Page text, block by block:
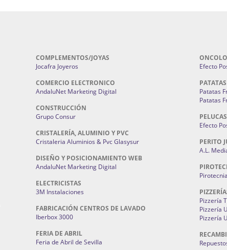
COMPLEMENTOS/JOYAS
Jocafra Joyeros
COMERCIO ELECTRONICO
AndaluNet Marketing Digital
CONSTRUCCIÓN
Grupo Consur
CRISTALERÍA, ALUMINIO Y PVC
Cristaleria Aluminios & Pvc Glasysur
DISEÑO Y POSICIONAMIENTO WEB
AndaluNet Marketing Digital
ELECTRICISTAS
3M Instalaciones
FABRICACIÓN CENTROS DE LAVADO
Iberbox 3000
FERIA DE ABRIL
Feria de Abril de Sevilla
Efecto
Patatas
Patatas
PELUCAS
Efecto
PERITO
A.L.
Pizzería
Pizzería
Pizzería